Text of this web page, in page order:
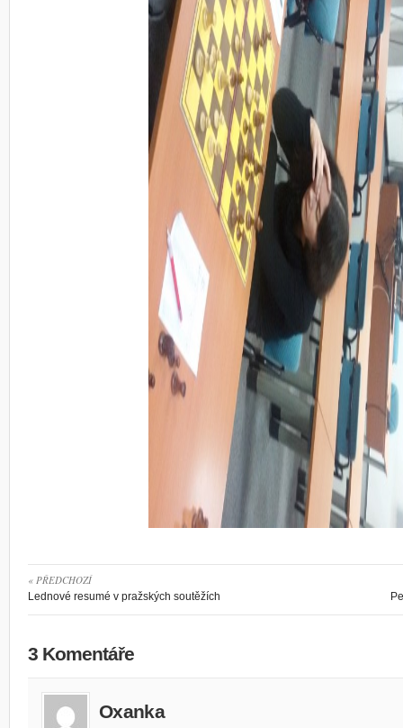
« PŘEDCHOZÍ
Lednové resumé v pražských soutěžích
3 Komentáře
Oxanka